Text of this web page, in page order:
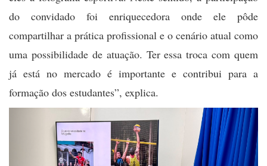
do convidado foi enriquecedora onde ele pôde
compartilhar a prática profissional e o cenário atual como
uma possibilidade de atuação. Ter essa troca com quem
já está no mercado é importante e contribui para a
formação dos estudantes”, explica.